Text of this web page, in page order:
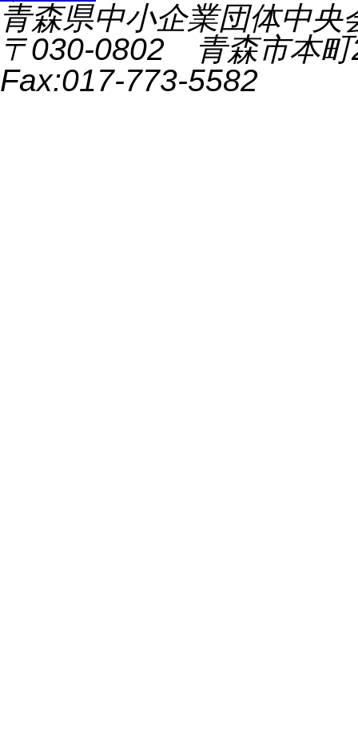
青森県中小企業団体中
〒030-0802 青森市本
Fax:017-773-5582